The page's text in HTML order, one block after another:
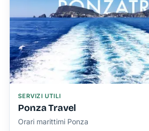
SERVIZI UTILI
Ponza Travel
Orari marittimi Ponza